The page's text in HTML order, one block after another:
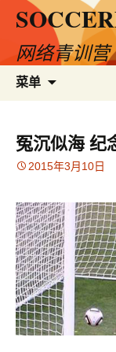
网络青训营
菜单
冤沉似海 纪
2015年3月10日